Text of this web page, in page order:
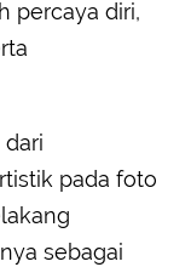
percaya diri,
pada foto
sebagai